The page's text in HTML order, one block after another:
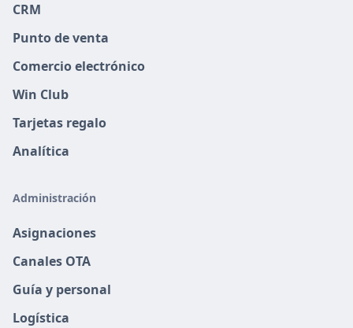
CRM
Punto de venta
Comercio electrónico
Win Club
Tarjetas regalo
Analítica
Administración
Asignaciones
Canales OTA
Guía y personal
Logística